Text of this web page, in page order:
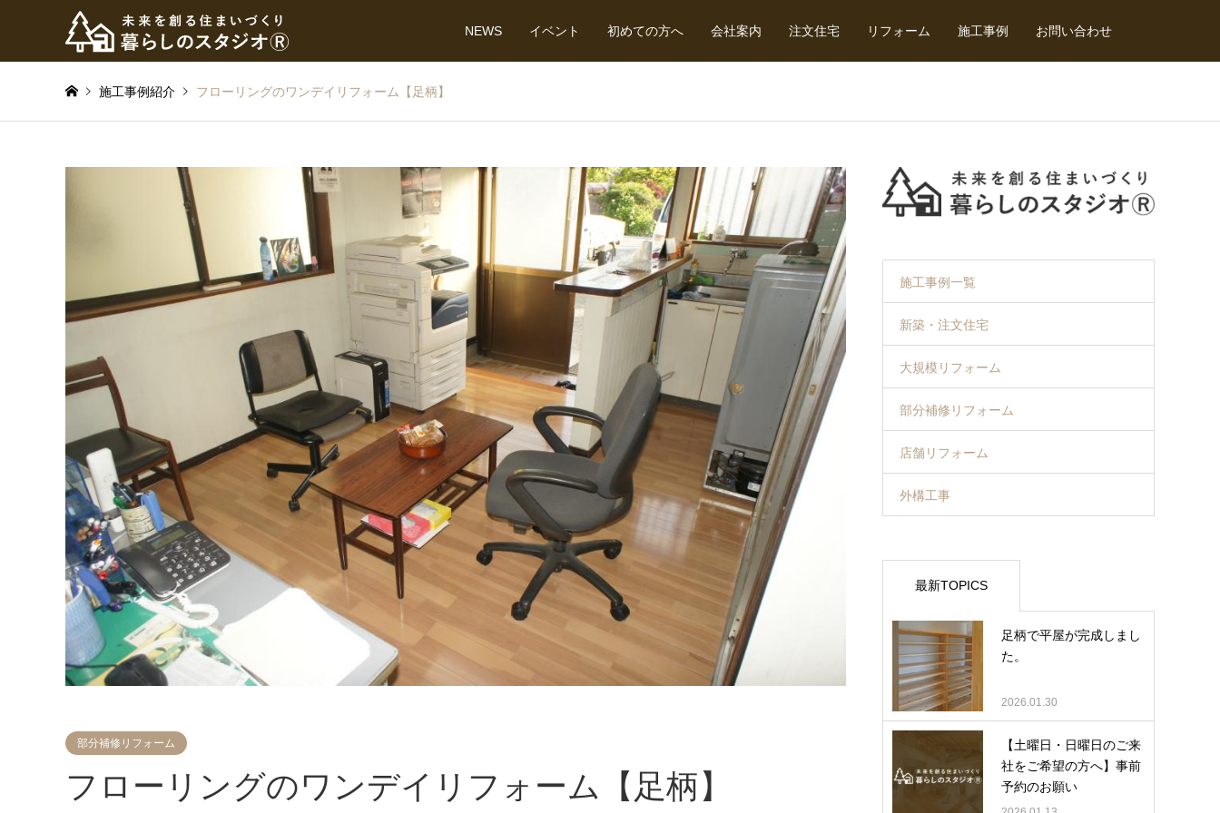
NEWS イベント 初めての方へ 会社案内 注文住宅 リフォーム 施工事例 お問い合わせ
施工事例紹介 フローリングのワンデイリフォーム【足柄】
部分補修リフォーム
フローリングのワンデイリフォーム【足柄】
施工事例一覧
新築・注文住宅
大規模リフォーム
部分補修リフォーム
店舗リフォーム
外構工事
最新TOPICS
足柄で平屋が完成しまし
た。
2026.01.30
【土曜日・日曜日のご来
社をご希望の方へ】事前
予約のお願い